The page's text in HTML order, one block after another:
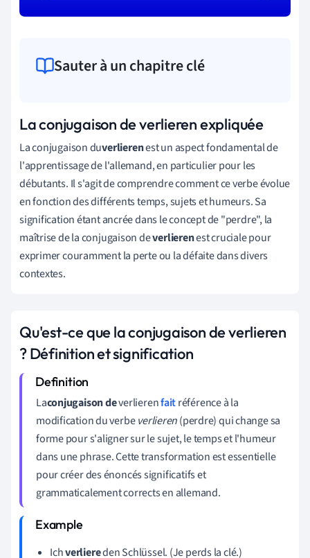
Sauter à un chapitre clé
La conjugaison de verlieren expliquée
La conjugaison duverlierenest un aspect fondamental de
l'apprentissage de l'allemand, en particulier pour les
débutants. Il s'agit de comprendre comment ce verbe évolue
en fonction des différents temps, sujets et humeurs. Sa
signification étant ancrée dans le concept de "perdre", la
maîtrise de la conjugaison deverlierenest cruciale pour
exprimer couramment la perte ou la défaite dans divers
contextes.
Qu'est-ce que la conjugaison de verlieren
? Définition et signification
Laconjugaison deverlierenfaitréférence à la
modification du verbeverlieren(perdre) qui change sa
forme pour s'aligner sur le sujet, le temps et l'humeur
dans une phrase. Cette transformation est essentielle
pour créer des énoncés significatifs et
grammaticalement corrects en allemand.
Ichverliereden Schlüssel. (Je perds la clé.)